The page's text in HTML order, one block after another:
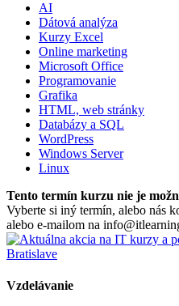
AI
Dátová analýza
Kurzy Excel
Online marketing
Microsoft Office
Programovanie
Grafika
HTML, web stránky
Databázy a SQL
WordPress
Windows Server
Linux
Tento termín kurzu nie je
Vyberte si iný termín, alebo nás
alebo e-mailom na
Vzdelávanie